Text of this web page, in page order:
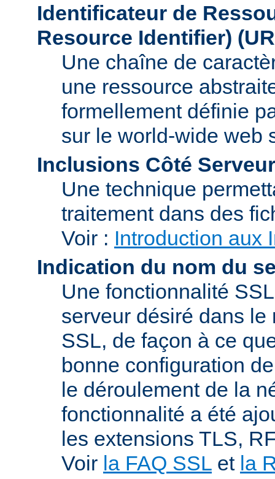
Identificateur de
Resource Identifier)
Une chaîne de
une ressource
formellement définie
sur le world-wide web
Inclusions Côté
Une technique
traitement dans des
Voir : Introduction aux
Indication du nom du
Une fonctionnalité
serveur désiré dans
SSL, de façon à ce
bonne configuration
le déroulement de la
fonctionnalité a été
les extensions TLS,
Voir la FAQ SSL et la